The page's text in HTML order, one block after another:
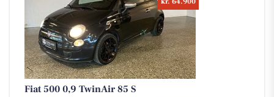
Fiat 500 0,9 TwinAir 85 S